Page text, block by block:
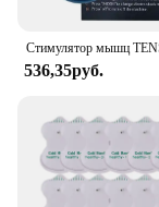
536,35руб.